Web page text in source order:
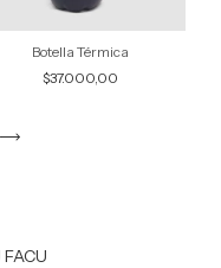
Botella Térmica
$37.000,00